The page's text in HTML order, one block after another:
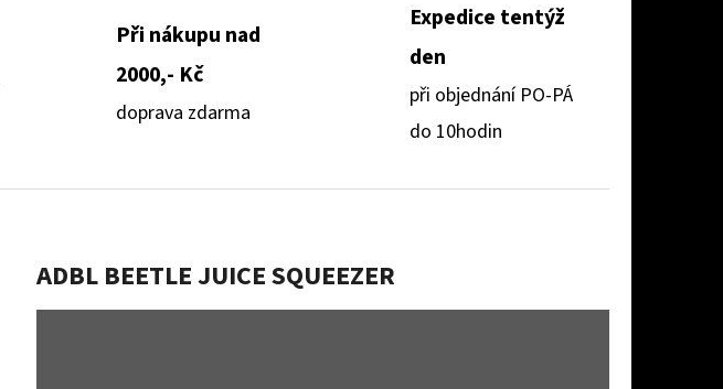
Při nákupu nad
2000,- Kč
doprava zdarma
Expedice tentýž
den
při objednání PO-PÁ
do 10hodin
ADBL BEETLE JUICE SQUEEZER